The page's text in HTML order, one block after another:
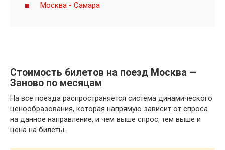
Москва - Самара
Стоимость билетов на поезд Москва —
Заново по месяцам
На все поезда распространяется система динамического
ценообразования, которая напрямую зависит от спроса
на данное направление, и чем выше спрос, тем выше и
цена на билеты.